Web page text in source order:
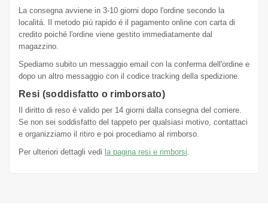
La consegna avviene in 3-10 giorni dopo l'ordine secondo la
localitá. Il metodo piú rapido é il pagamento online con carta di
credito poiché l'ordine viene gestito immediatamente dal
magazzino.
Spediamo subito un messaggio email con la conferma dell'ordine e
dopo un altro messaggio con il codice tracking della spedizione.
Resi (soddisfatto o rimborsato)
Il diritto di reso é valido per 14 giorni dalla consegna del corriere.
Se non sei soddisfatto del tappeto per qualsiasi motivo, contattaci
e organizziamo il ritiro e poi procediamo al rimborso.
Per ulteriori dettagli vedi la pagina resi e rimborsi